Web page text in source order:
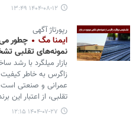
۱۴۰۴-۰۸-۱۲ ۱۳:۴۹
رپورتاژ آگهی
ایمنا مگ
چطور
نمونه‌های تقلبی
بازار میلگرد با رشد
زاگرس به‌ خاطر
عمرانی و صنعتی
تقلبی، از اعتبار این
۱۴۰۴-۰۷-۲۷ ۱۲:۱۵